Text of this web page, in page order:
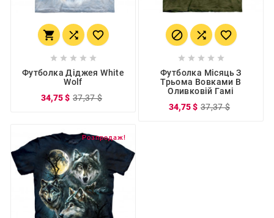
  
    
Футболка Діджея White
Wolf
34,75 $ 37,37 $
  
    
Футболка Місяць З
Трьома Вовками В
Оливковій Гамі
34,75 $ 37,37 $
Розпродаж!